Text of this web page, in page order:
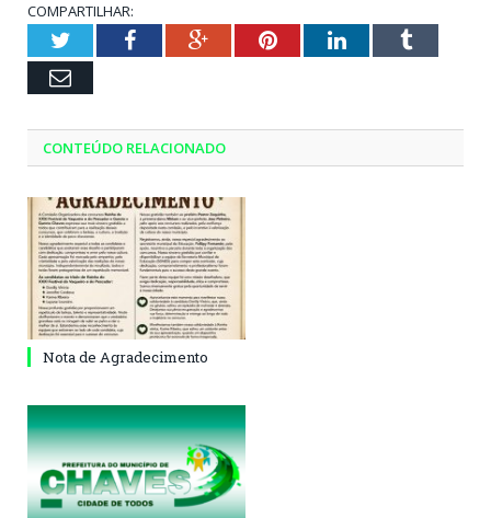
COMPARTILHAR:
TwitterFacebookGoogle+PinterestLinkedInTumblr
Email
CONTEÚDO RELACIONADO
Nota de Agradecimento